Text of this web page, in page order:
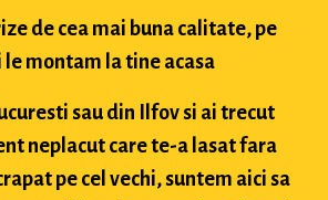
de cea mai buna calitate, pe
le montam la tine acasa
sau din Ilfov si ai trecut
neplacut care te-a lasat fara
pe cel vechi, suntem aici sa